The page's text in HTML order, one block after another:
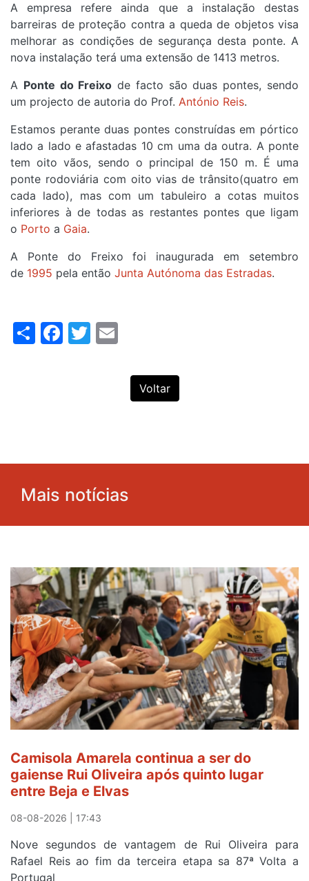
A empresa refere ainda que a instalação destas
barreiras de proteção contra a queda de objetos visa
melhorar as condições de segurança desta ponte. A
nova instalação terá uma extensão de 1413 metros.
A Ponte do Freixo de facto são duas pontes, sendo
um projecto de autoria do Prof. António Reis.
Estamos perante duas pontes construídas em pórtico
lado a lado e afastadas 10 cm uma da outra. A ponte
tem oito vãos, sendo o principal de 150 m. É uma
ponte rodoviária com oito vias de trânsito(quatro em
cada lado), mas com um tabuleiro a cotas muitos
inferiores à de todas as restantes pontes que ligam
o Porto a Gaia.
A Ponte do Freixo foi inaugurada em setembro
de 1995 pela então Junta Autónoma das Estradas.
ShareFacebook
Twitter
Voltar
Mais notícias
Camisola Amarela continua a ser do
gaiense Rui Oliveira após quinto lugar
entre Beja e Elvas
08-08-2026 | 17:43
Nove segundos de vantagem de Rui Oliveira para
Rafael Reis ao fim da terceira etapa sa 87ª Volta a
Portugal